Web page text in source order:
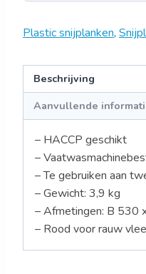
Plastic snijplanken,
Beschrijving
Aanvullende
– HACCP geschikt
–
– Te gebruiken aan
– Gewicht: 3,9 kg
– Afmetingen: B 530
– Rood voor rauw